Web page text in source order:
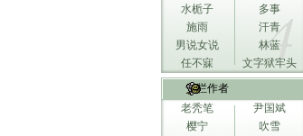
水栀子
多事
施雨
汗青
男说女说
林蓝
任不寐
文字狱牢头
专栏作者
老秃笔
尹国斌
樱宁
吹雪